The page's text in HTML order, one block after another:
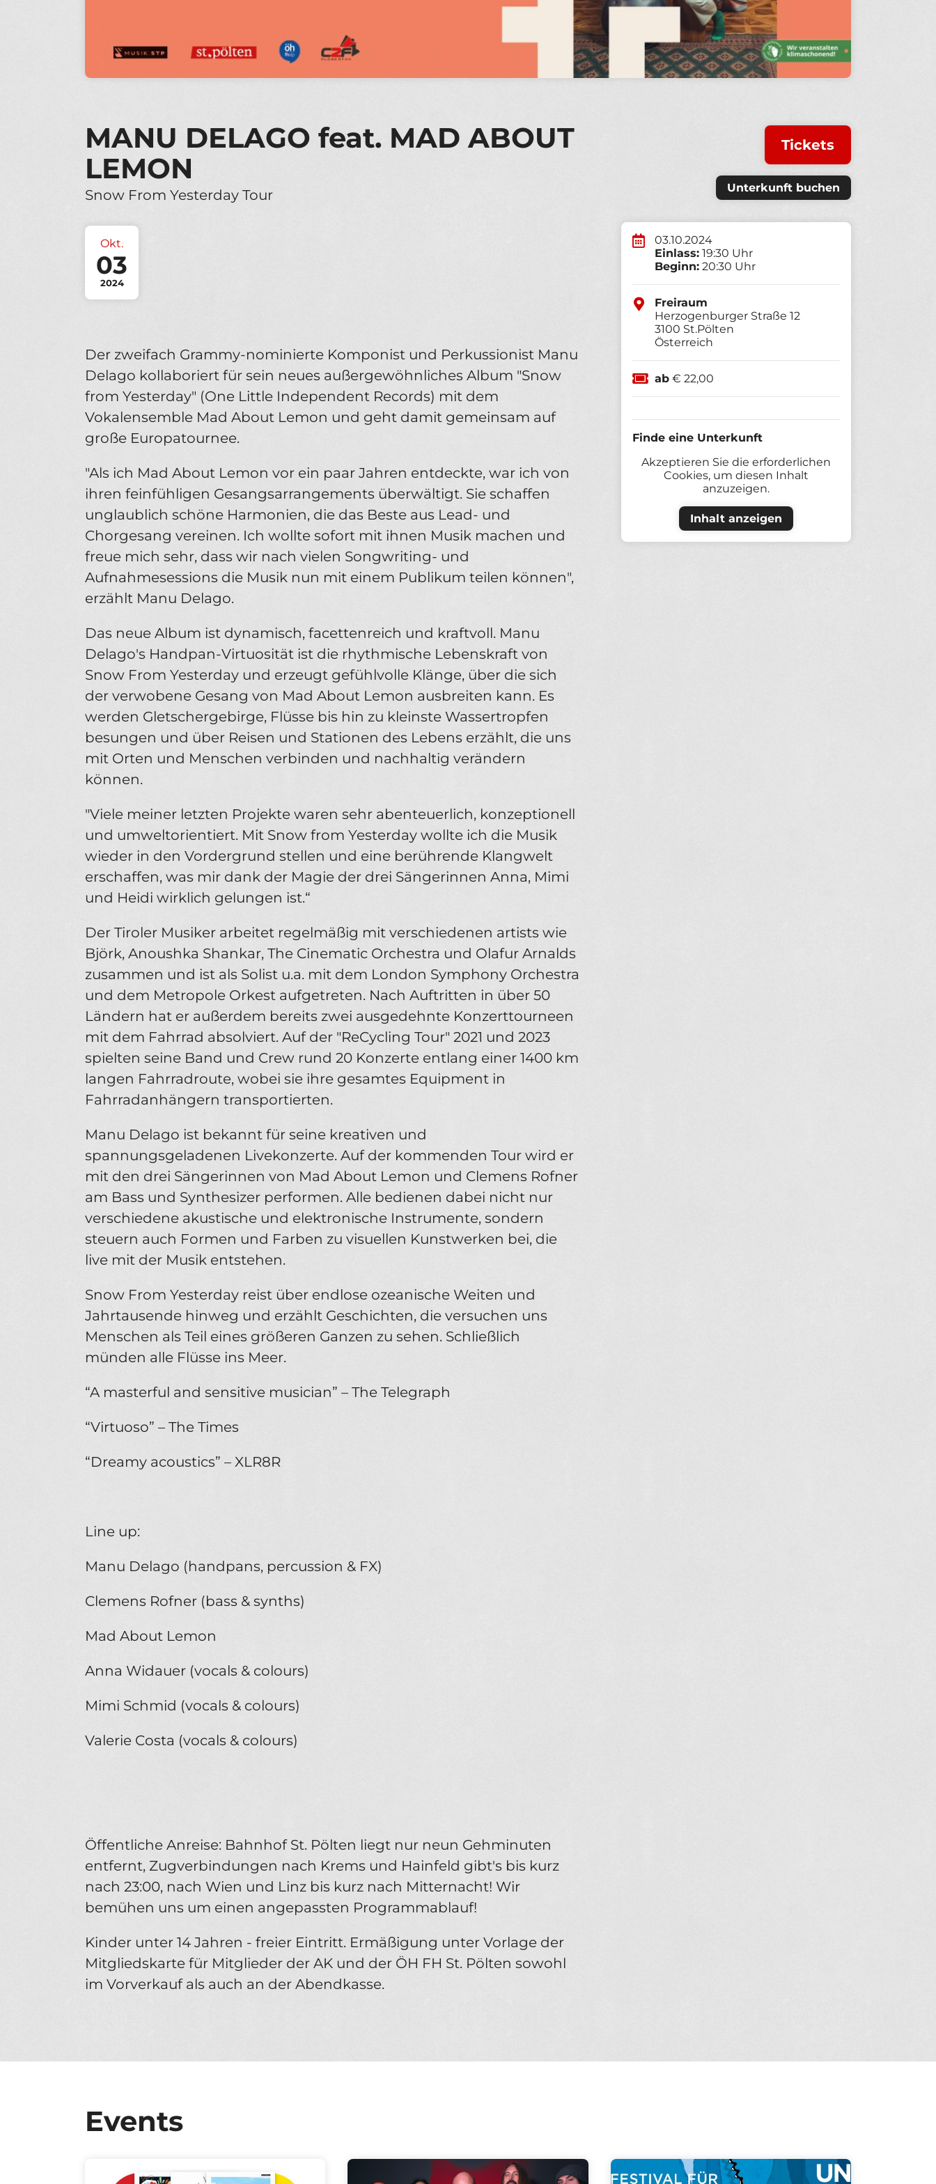
MANU DELAGO feat. MAD ABOUT
LEMON
Snow From Yesterday Tour
Okt.
03
2024
Der zweifach Grammy-nominierte Komponist und Perkussionist Manu
Delago kollaboriert für sein neues außergewöhnliches Album "Snow
from Yesterday" (One Little Independent Records) mit dem
Vokalensemble Mad About Lemon und geht damit gemeinsam auf
große Europatournee.
"Als ich Mad About Lemon vor ein paar Jahren entdeckte, war ich von
ihren feinfühligen Gesangsarrangements überwältigt. Sie schaffen
unglaublich schöne Harmonien, die das Beste aus Lead- und
Chorgesang vereinen. Ich wollte sofort mit ihnen Musik machen und
freue mich sehr, dass wir nach vielen Songwriting- und
Aufnahmesessions die Musik nun mit einem Publikum teilen können",
erzählt Manu Delago.
Das neue Album ist dynamisch, facettenreich und kraftvoll. Manu
Delago's Handpan-Virtuosität ist die rhythmische Lebenskraft von
Snow From Yesterday und erzeugt gefühlvolle Klänge, über die sich
der verwobene Gesang von Mad About Lemon ausbreiten kann. Es
werden Gletschergebirge, Flüsse bis hin zu kleinste Wassertropfen
besungen und über Reisen und Stationen des Lebens erzählt, die uns
mit Orten und Menschen verbinden und nachhaltig verändern
können.
"Viele meiner letzten Projekte waren sehr abenteuerlich, konzeptionell
und umweltorientiert. Mit Snow from Yesterday wollte ich die Musik
wieder in den Vordergrund stellen und eine berührende Klangwelt
erschaffen, was mir dank der Magie der drei Sängerinnen Anna, Mimi
und Heidi wirklich gelungen ist.“
Der Tiroler Musiker arbeitet regelmäßig mit verschiedenen artists wie
Björk, Anoushka Shankar, The Cinematic Orchestra und Olafur Arnalds
zusammen und ist als Solist u.a. mit dem London Symphony Orchestra
und dem Metropole Orkest aufgetreten. Nach Auftritten in über 50
Ländern hat er außerdem bereits zwei ausgedehnte Konzerttourneen
mit dem Fahrrad absolviert. Auf der "ReCycling Tour" 2021 und 2023
spielten seine Band und Crew rund 20 Konzerte entlang einer 1400 km
langen Fahrradroute, wobei sie ihre gesamtes Equipment in
Fahrradanhängern transportierten.
Manu Delago ist bekannt für seine kreativen und
spannungsgeladenen Livekonzerte. Auf der kommenden Tour wird er
mit den drei Sängerinnen von Mad About Lemon und Clemens Rofner
am Bass und Synthesizer performen. Alle bedienen dabei nicht nur
verschiedene akustische und elektronische Instrumente, sondern
steuern auch Formen und Farben zu visuellen Kunstwerken bei, die
live mit der Musik entstehen.
Snow From Yesterday reist über endlose ozeanische Weiten und
Jahrtausende hinweg und erzählt Geschichten, die versuchen uns
Menschen als Teil eines größeren Ganzen zu sehen. Schließlich
münden alle Flüsse ins Meer.
“A masterful and sensitive musician” – The Telegraph
“Virtuoso” – The Times
“Dreamy acoustics” – XLR8R
Line up:
Manu Delago (handpans, percussion & FX)
Clemens Rofner (bass & synths)
Mad About Lemon
Anna Widauer (vocals & colours)
Mimi Schmid (vocals & colours)
Valerie Costa (vocals & colours)
Öffentliche Anreise: Bahnhof St. Pölten liegt nur neun Gehminuten
entfernt, Zugverbindungen nach Krems und Hainfeld gibt's bis kurz
nach 23:00, nach Wien und Linz bis kurz nach Mitternacht! Wir
bemühen uns um einen angepassten Programmablauf!
Kinder unter 14 Jahren - freier Eintritt. Ermäßigung unter Vorlage der
Mitgliedskarte für Mitglieder der AK und der ÖH FH St. Pölten sowohl
im Vorverkauf als auch an der Abendkasse.
Tickets
Unterkunft buchen
03.10.2024
Einlass: 19:30 Uhr
Beginn: 20:30 Uhr
Freiraum
Herzogenburger Straße 12
3100 St.Pölten
Österreich
ab € 22,00
Finde eine Unterkunft
Akzeptieren Sie die erforderlichen
Cookies, um diesen Inhalt
anzuzeigen.
Inhalt anzeigen
Events